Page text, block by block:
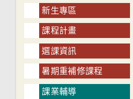
新生專區
課程計畫
選課資訊
暑期重補修課程
課業輔導